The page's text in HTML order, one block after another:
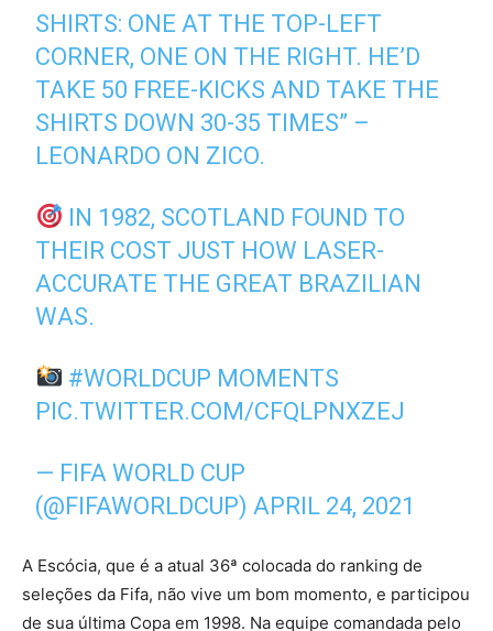
SHIRTS: ONE AT THE TOP-LEFT
CORNER, ONE ON THE RIGHT. HE’D
TAKE 50 FREE-KICKS AND TAKE THE
SHIRTS DOWN 30-35 TIMES” –
LEONARDO ON ZICO.
IN 1982, SCOTLAND FOUND TO
THEIR COST JUST HOW LASER-
ACCURATE THE GREAT BRAZILIAN
WAS.
#WORLDCUP MOMENTS
PIC.TWITTER.COM/CFQLPNXZEJ
— FIFA WORLD CUP
(@FIFAWORLDCUP) APRIL 24, 2021
A Escócia, que é a atual 36ª colocada do ranking de
seleções da Fifa, não vive um bom momento, e participou
de sua última Copa em 1998. Na equipe comandada pelo